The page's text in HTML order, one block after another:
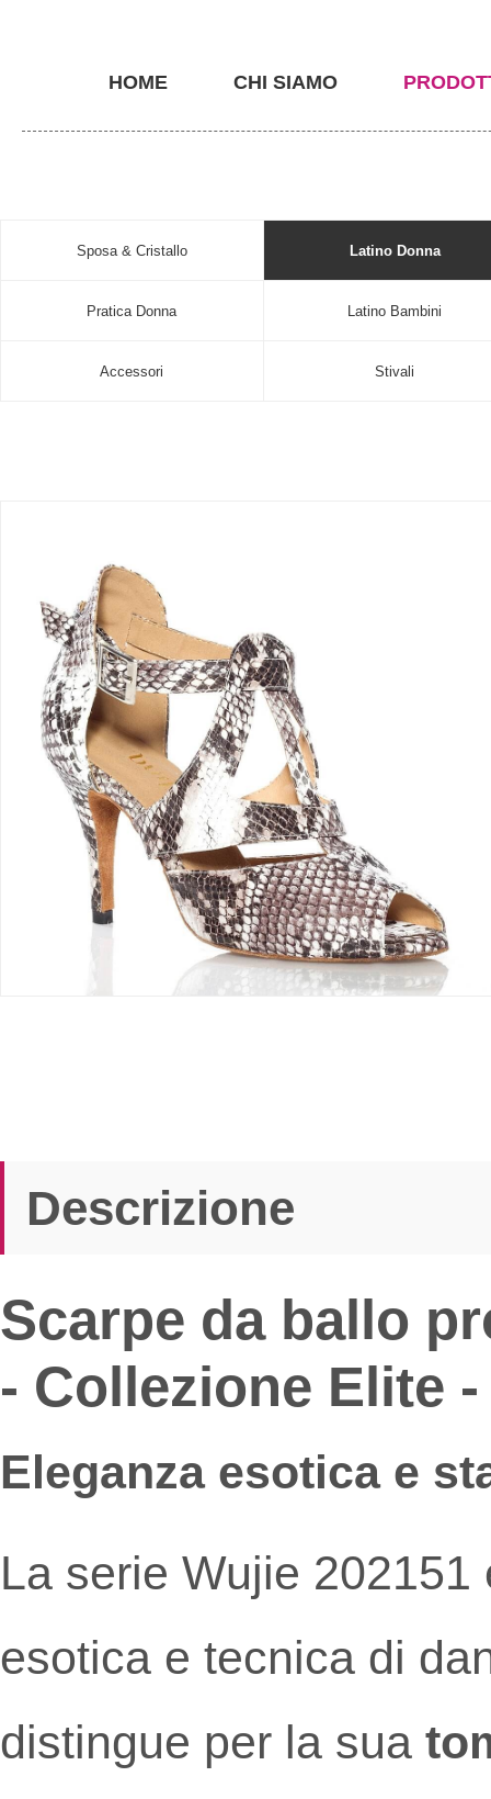
HOME CHI SIAMO
Sposa & Cristallo Latino Donna
Pratica Donna Latino Bambini
Accessori Stivali
Descrizione
Scarpe da ballo
- Collezione Elite
Eleganza esotica e
La serie Wujie
esotica e tecnica di
distingue per la sua